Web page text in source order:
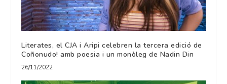
Literates, el CJA i Aripi celebren la tercera edició de
Coñonudo! amb poesia i un monòleg de Nadin Din
26/11/2022